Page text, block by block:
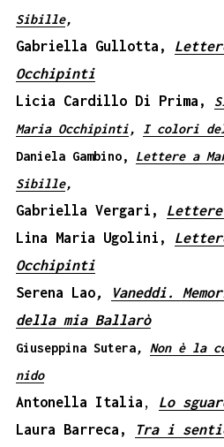
Sibille,
Gabriella Gullotta,
Occhipinti
Licia Cardillo Di Prima,
Maria Occhipinti, I colori
Daniela Gambino, Lettere a
Sibille,
Gabriella Vergari,
Lina Maria Ugolini,
Occhipinti
Serena Lao,
Vaneddi.
della mia Ballarò
Giuseppina Sutera, Non è la
nido
Antonella Italia , Lo
Laura Barreca,
Tra i